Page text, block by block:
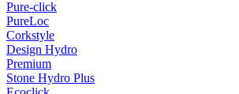
Pure-click
PureLoc
Corkstyle
Design Hydro
Premium
Stone Hydro Plus